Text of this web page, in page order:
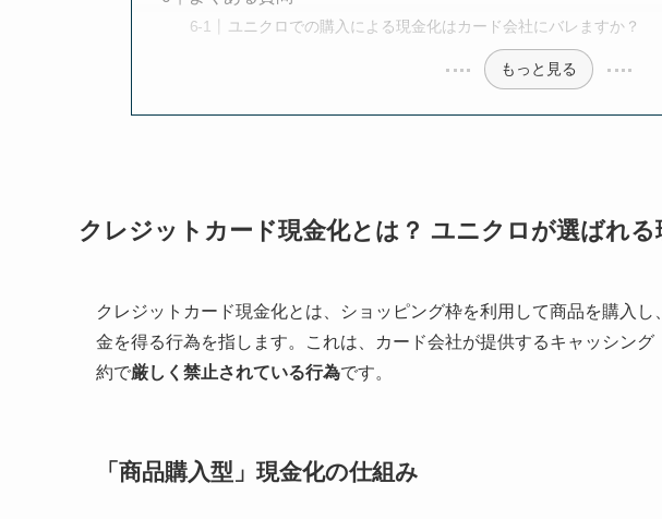
ユニクロでの購入による現金化はカード会社にバレますか？
もっと見る
クレジットカード現金化とは？ ユニクロが選ばれる
クレジットカード現金化とは、ショッピング枠を利用して商品を購入
金を得る行為を指します。これは、カード会社が提供するキャッシン
約で厳しく禁止されている行為です。
「商品購入型」現金化の仕組み